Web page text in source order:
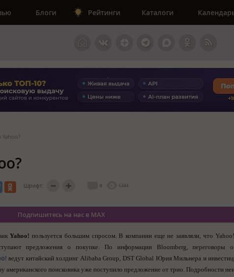
Блоги Рейтинги Каталоги
Yahoo?
Шрифт: 0 6344
Подпишитесь на нас в MAX
Yahoo! пользуется большим спросом. В компании еще не заявляли, что
предложения о покупке. По информации Bloomberg, переговоры о
ведут китайский холдинг Alibaba Group, DST Global Юрия Мильнера и
американского поисковика уже поступило предложение от трио. Подробности